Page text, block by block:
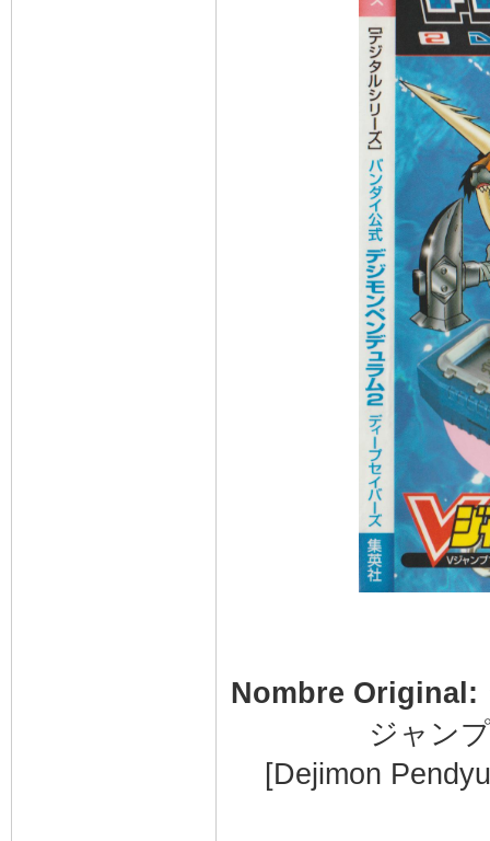
Nombre Original:
ジャン
[Dejimon